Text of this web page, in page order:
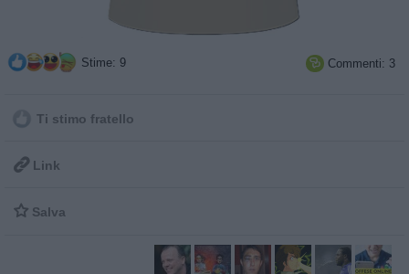
Stime: 9  Commenti: 3
Ti stimo fratello
 Link
 Salva